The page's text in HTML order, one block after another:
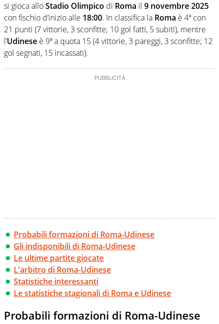
volley, basket: su Virgilio Sport i tifosi e gli appassionati
sanno che troveranno sempre copertura completa e
zero faziosità. La squadra di Virgilio Sport è formata da
giornalisti ed esperti di sport abili sia nel gioco di
rimessa quando intercettano le notizie e le rilanciano
verso la rete, sia nella costruzione dal basso quando
si gioca alloStadio Olimpico di Roma il 9 novembre 2025
con fischio d’inizio alle 18:00. In classifica la Roma è 4ª con
21 punti (7 vittorie, 3 sconfitte; 10 gol fatti, 5 subiti), mentre
l’Udinese è 9ª a quota 15 (4 vittorie, 3 pareggi, 3 sconfitte; 12
gol segnati, 15 incassati).
Probabili formazioni di Roma-Udinese
Gli indisponibili di Roma-Udinese
Le ultime partite giocate
L'arbitro di Roma-Udinese
Statistiche interessanti
Le statistiche stagionali di Roma e Udinese
Probabili formazioni di Roma-Udinese